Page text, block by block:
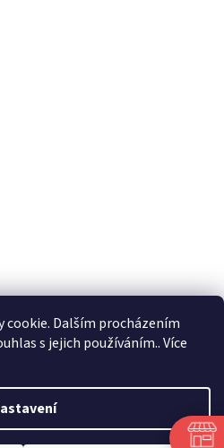
cookie. Dalším procházením
s jejich používáním.. Více
do 9.8.2026 - bude
bude uzavřená!
shopu bude po 10.8.2026.
22.7.2026 budou